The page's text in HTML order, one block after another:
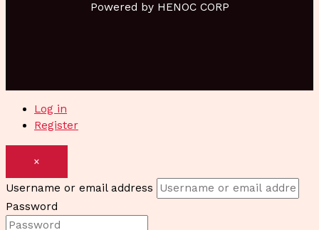
Powered by HENOC CORP
Log in
Register
×
Username or email address
Password